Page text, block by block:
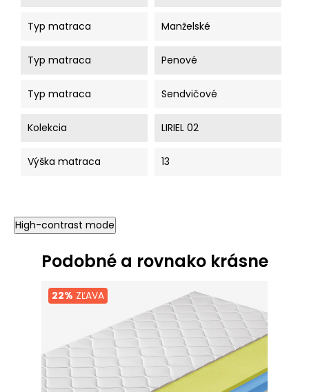
Typ matraca Manželské
Typ matraca Penové
Typ matraca Sendvičové
Kolekcia LIRIEL 02
Výška matraca 13
High-contrast mode
Podobné a rovnako krásne
22% ZĽAVA